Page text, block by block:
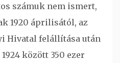
számuk nem ismert,
1920 áprilisától, az
Hivatal felállítása után
között 350 ezer